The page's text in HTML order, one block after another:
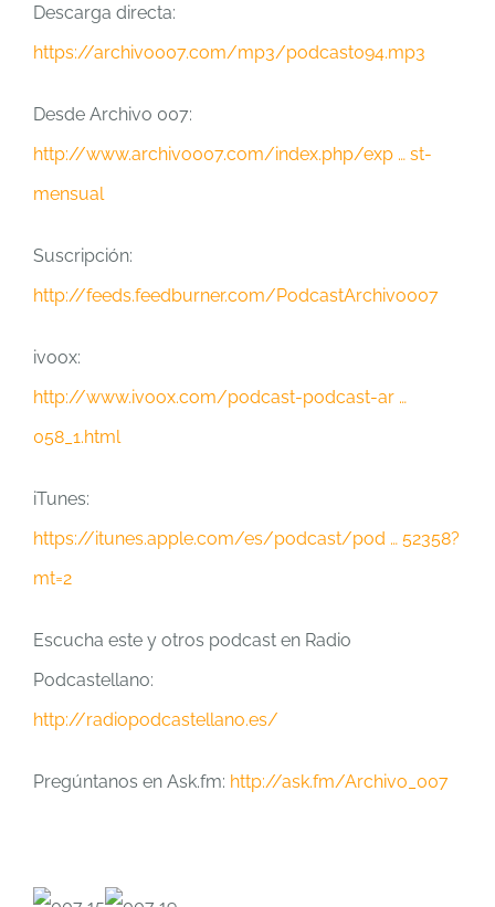
Descarga directa:
https://archivo007.com/mp3/podcast094.mp3
Desde Archivo 007:
http://www.archivo007.com/index.php/exp … st-
mensual
Suscripción:
http://feeds.feedburner.com/PodcastArchivo007
ivoox:
http://www.ivoox.com/podcast-podcast-ar …
058_1.html
iTunes:
https://itunes.apple.com/es/podcast/pod … 52358?
mt=2
Escucha este y otros podcast en Radio
Podcastellano:
http://radiopodcastellano.es/
Pregúntanos en Ask.fm: http://ask.fm/Archivo_007